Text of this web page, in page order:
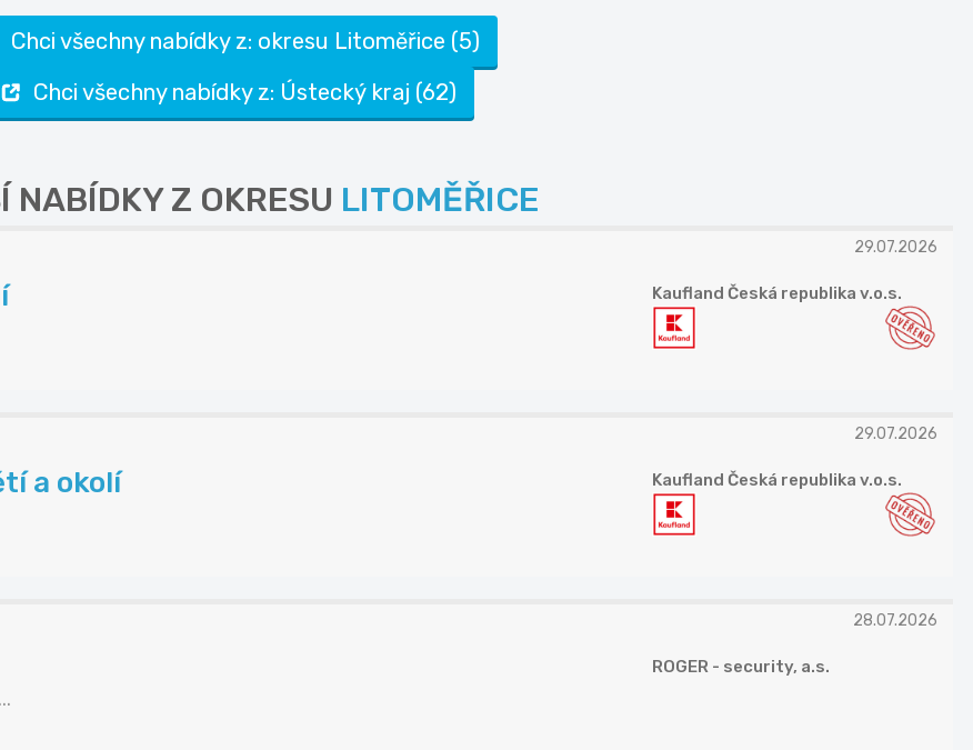
Chci všechny nabídky z: okresu Litoměřice (5)
Chci všechny nabídky z: Ústecký kraj (62)
NABÍDKY Z OKRESU LITOMĚŘICE
29.07.2026
Kaufland Česká republika v.o.s.
29.07.2026
a okolí Kaufland Česká republika v.o.s.
28.07.2026
ROGER - security, a.s.